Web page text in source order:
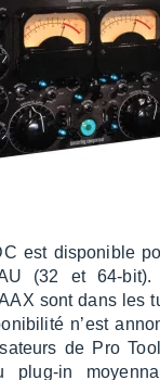
est dispo­nible
(32 et 64-bit).
sont dans les
n’est
de Pro
plug-in